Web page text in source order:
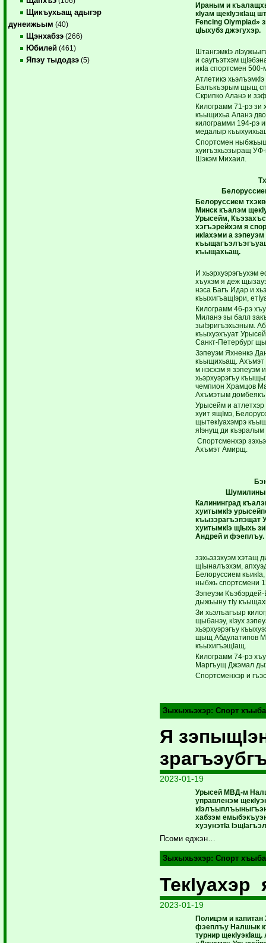
Щикъухьащ адыгэр
дунеижьым (40)
Щэнхабзэ (266)
Юбилей (461)
Япэу тыдодзэ (5)
Ираным и
кIуам щекIуэкIащ
Fencing Olympiad»
цIыхубз джэгухэр.
ШтангэмкIэ
и саугъэтхэм
икIа спортсмен 500-
Атлетикэ
Балъкъэрым щыщ
Скрипко Аланэ и
Килограмм 71-рэ зи
къыщихьа Аланэ
килограмми 194-рэ
медалыр
Спортсмен
хуигъэхьэзыращ
Шэкэм Михаил.
Белоруссием
Минск къалэм
Урысейм,
хэгъэрейхэм я
икIахэми а
къыщахьащ.
И хьэрхуэрэгъухэм
хъухэм я деж
нэса Багъ Идар и
къыхигъащIэри,
Килограмм 46-рэ
Миланэ зы балл
зыIэригъэхьэным.
къыхуэхъуат
Санкт-Петербург
Зэпеуэм Яхненкэ
къыщихьащ. Ахъмэт
м нэсхэм я зэпеуэм
хьэрхуэрэгъу
чемпион Храмцов
Ахъмэтым
Урысейм и атлетхэр
хуит ящIмэ,
щытекIуахэмрэ
яIэнущ ди къэралым
Спортсменхэр
Ахъмэт Амирщ.
Калининград
хуитымкIэ
къызэрагъэпэщат
хуитымкIэ щIыхь
Андрей и фэеплъу.
зэхьэзэхуэм хэтащ
щIыналъэхэм,
Белоруссием
ныбжь спортсмени
Зэпеуэм
дыжьыну тIу
Зи хьэлъагъыр
щыбанэу, кIэух
хьэрхуэрэгъу
щыщ Абдулатипов
къыхигъэщIащ.
Килограмм 74-рэ
Маргъущ Джэмал
Спортсменхэр и
Зыхыхьэхэр: Спорт
Я
2023-01-19
Урысей МВД-м
управленэм
хабзэм
хуэунэтIа
Псоми еджэн…
Зыхыхьэхэр: Спорт
ТекIуахэр
2023-01-19
Полицэм и
фэеплъу Налшык
турнир